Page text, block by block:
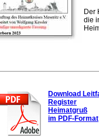
Der
die
Download
Register
Heimatgruß
im PDF-Format